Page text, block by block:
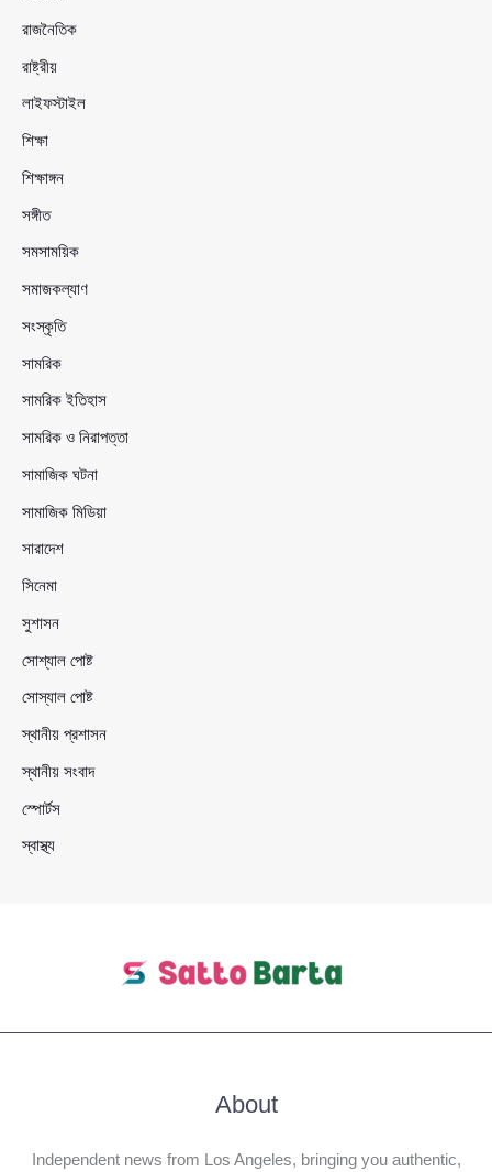
রাজনৈতিক
রাষ্ট্রীয়
লাইফস্টাইল
শিক্ষা
শিক্ষাঙ্গন
সঙ্গীত
সমসাময়িক
সমাজকল্যাণ
সংস্কৃতি
সামরিক
সামরিক ইতিহাস
সামরিক ও নিরাপত্তা
সামাজিক ঘটনা
সামাজিক মিডিয়া
সারাদেশ
সিনেমা
সুশাসন
সোশ্যাল পোষ্ট
সোস্যাল পোষ্ট
স্থানীয় প্রশাসন
স্থানীয় সংবাদ
স্পোর্টস
স্বাস্থ্য
About
Independent news from Los Angeles, bringing you authentic,